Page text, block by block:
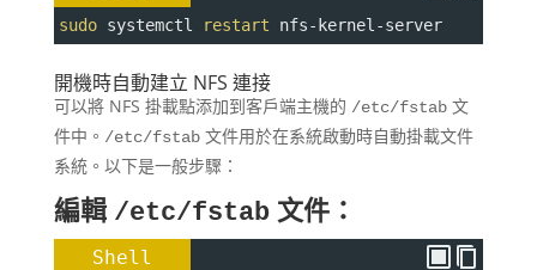
sudo systemctl restart nfs-kernel-server
開機時自動建立 NFS 連接
可以將 NFS 掛載點添加到客戶端主機的 /etc/fstab文
件中。 /etc/fstab文件用於在系統啟動時自動掛載文件
系統。以下是一般步驟：
編輯 /etc/fstab文件：
Shell